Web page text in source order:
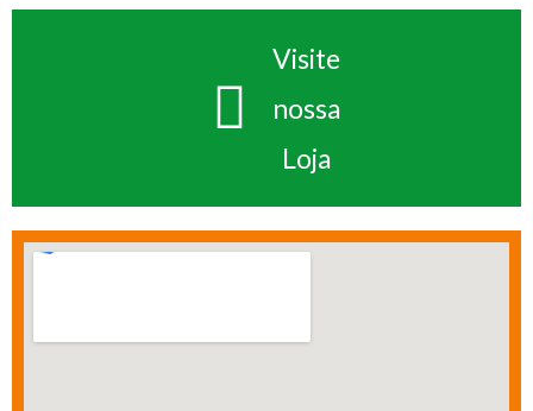
Visite
nossa
Loja